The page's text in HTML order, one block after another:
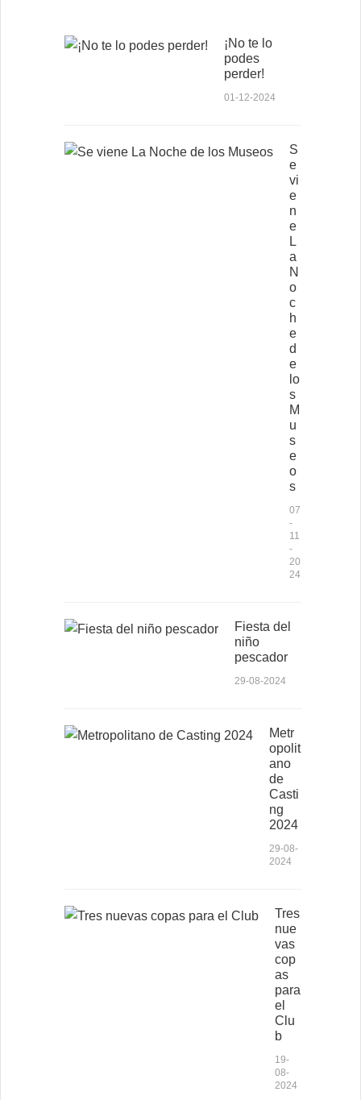
¡No te lo
podes
perder!
01-12-2024
S
e
vi
e
n
e
L
a
N
o
c
h
e
d
e
lo
s
M
u
s
e
o
s
07
-
11
-
20
24
Fiesta del
niño
pescador
29-08-2024
Metr
opolit
ano
de
Casti
ng
2024
29-08-
2024
Tres
nue
vas
cop
as
para
el
Clu
b
19-
08-
2024